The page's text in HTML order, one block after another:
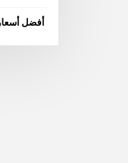
أفضل